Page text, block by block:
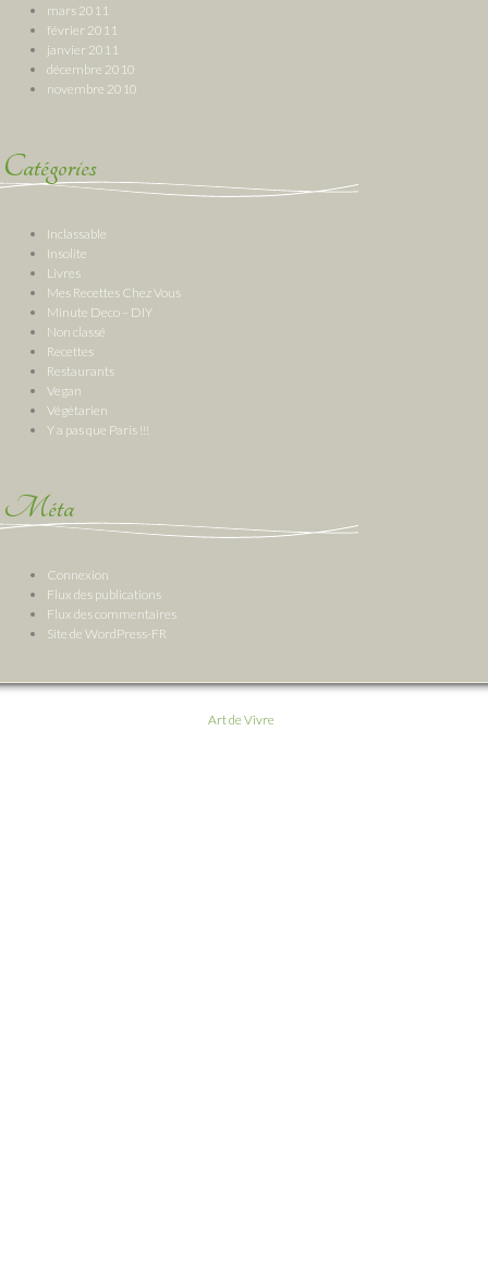
mars 2011
février 2011
janvier 2011
décembre 2010
novembre 2010
Catégories
Inclassable
Insolite
Livres
Mes Recettes Chez Vous
Minute Deco – DIY
Non classé
Recettes
Restaurants
Vegan
Végétarien
Y a pas que Paris !!!
Méta
Connexion
Flux des publications
Flux des commentaires
Site de WordPress-FR
Art de Vivre